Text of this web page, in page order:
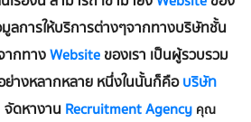
ลการให้บริการต่างๆจากทางบริษัทชั้น
ากทางWebsiteของเรา เป็นผู้รวบรวม
างหลากหลาย หนึ่งในนั้นก็คือบริษัท
จัดหางานRecruitment Agency คุณ